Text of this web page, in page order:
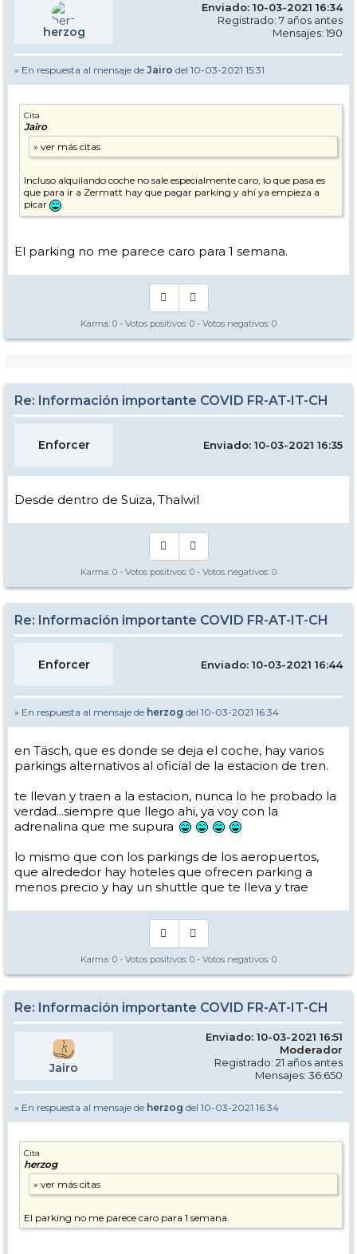
herzog
Enviado: 10-03-2021 16:34
Registrado: 7 años antes
Mensajes: 190
» En respuesta al mensaje de Jairo del 10-03-2021 15:31
Cita
Jairo
Incluso alquilando coche no sale especialmente caro, lo que pasa es
que para ir a Zermatt hay que pagar parking y ahí ya empieza a
picar
El parking no me parece caro para 1 semana.
Karma: 0 - Votos positivos: 0 - Votos negativos: 0
Re: Información importante COVID FR-AT-IT-CH
Enforcer Enviado: 10-03-2021 16:35
Desde dentro de Suiza, Thalwil
Karma: 0 - Votos positivos: 0 - Votos negativos: 0
Re: Información importante COVID FR-AT-IT-CH
Enforcer Enviado: 10-03-2021 16:44
» En respuesta al mensaje de herzog del 10-03-2021 16:34
en Täsch, que es donde se deja el coche, hay varios
parkings alternativos al oficial de la estacion de tren.
te llevan y traen a la estacion, nunca lo he probado la
verdad...siempre que llego ahi, ya voy con la
adrenalina que me supura
lo mismo que con los parkings de los aeropuertos,
que alrededor hay hoteles que ofrecen parking a
menos precio y hay un shuttle que te lleva y trae
Karma: 0 - Votos positivos: 0 - Votos negativos: 0
Re: Información importante COVID FR-AT-IT-CH
Jairo
Enviado: 10-03-2021 16:51
Moderador
Registrado: 21 años antes
Mensajes: 36.650
» En respuesta al mensaje de herzog del 10-03-2021 16:34
Cita
herzog
El parking no me parece caro para 1 semana.